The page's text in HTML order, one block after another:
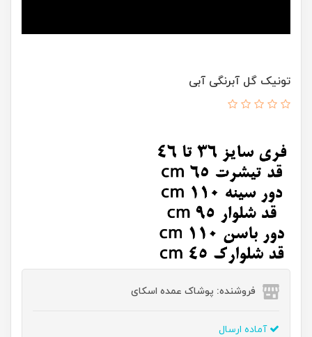
تونیک گل آبرنگی آبی
فروشنده: پوشاک عمده اسکای
آماده ارسال